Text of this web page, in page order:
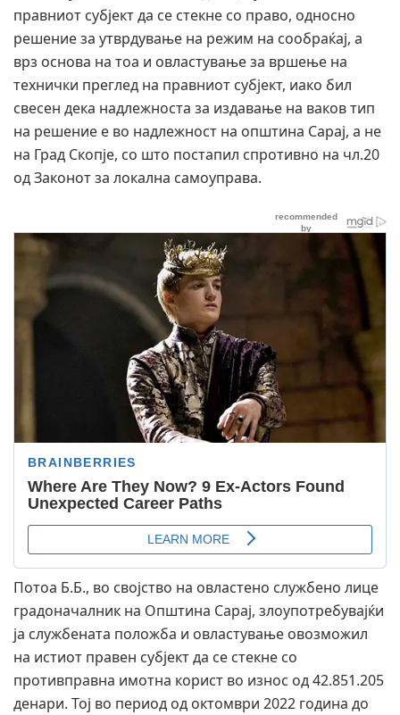
правниот субјект да се стекне со право, односно
решение за утврдување на режим на сообраќај, а
врз основа на тоа и овластување за вршење на
технички преглед на правниот субјект, иако бил
свесен дека надлежноста за издавање на ваков тип
на решение е во надлежност на општина Сарај, а не
на Град Скопје, со што постапил спротивно на чл.20
од Законот за локална самоуправа.
Потоа Б.Б., во својство на овластено службено лице
градоначалник на Општина Сарај, злоупотребувајќи
ја службената положба и овластување овозможил
на истиот правен субјект да се стекне со
противправна имотна корист во износ од 42.851.205
денари. Тој во период од октомври 2022 година до